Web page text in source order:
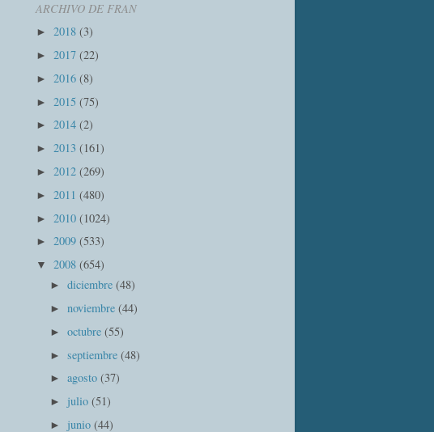
ARCHIVO DE FRAN
► 2018 (3)
► 2017 (22)
► 2016 (8)
► 2015 (75)
► 2014 (2)
► 2013 (161)
► 2012 (269)
► 2011 (480)
► 2010 (1024)
► 2009 (533)
▼ 2008 (654)
►diciembre(48)
►noviembre(44)
►octubre(55)
►septiembre(48)
►agosto(37)
► julio(51)
► junio(44)